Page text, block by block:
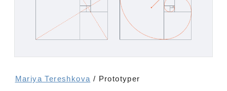
Mariya Tereshkova / Prototyper